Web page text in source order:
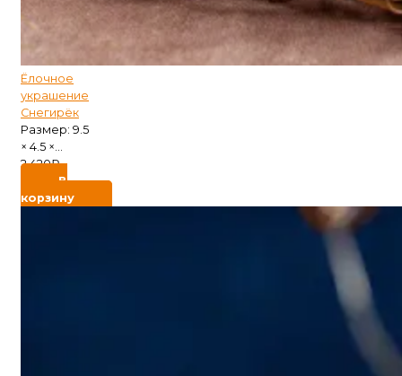
Ёлочное
украшение
Снегирёк
Размер: 9.5
× 4.5 ×...
2 420₽
В
корзину